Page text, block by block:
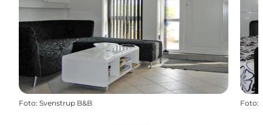
Foto: Svenstrup B&B Foto: